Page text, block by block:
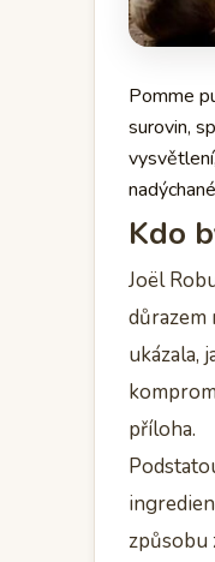
Pomme
surovin,
Kdo
Joël
důrazem
ukázala,
příloha.
způsobu